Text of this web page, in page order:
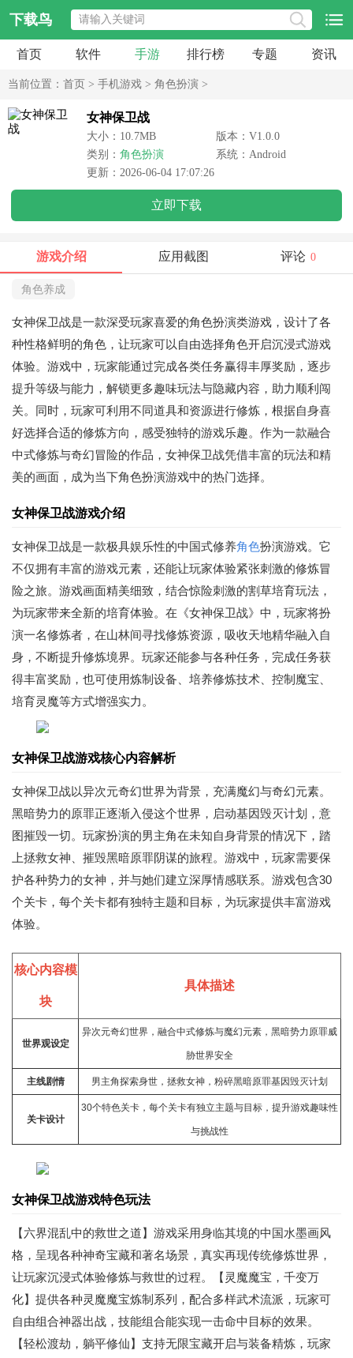
下载鸟
首页 软件 手游 排行榜 专题 资讯
当前位置： 首页 > 手机游戏 > 角色扮演 >
女神保卫战
大小：10.7MB
版本：V1.0.0
类别： 角色扮演
系统：Android
更新：2026-06-04 17:07:26
立即下载
游戏介绍 应用截图 评论 0
角色养成
女神保卫战是一款深受玩家喜爱的角色扮演类游戏，设计了各
种性格鲜明的角色，让玩家可以自由选择角色开启沉浸式游戏
体验。游戏中，玩家能通过完成各类任务赢得丰厚奖励，逐步
提升等级与能力，解锁更多趣味玩法与隐藏内容，助力顺利闯
关。同时，玩家可利用不同道具和资源进行修炼，根据自身喜
好选择合适的修炼方向，感受独特的游戏乐趣。作为一款融合
中式修炼与奇幻冒险的作品，女神保卫战凭借丰富的玩法和精
美的画面，成为当下角色扮演游戏中的热门选择。
女神保卫战游戏介绍
女神保卫战是一款极具娱乐性的中国式修养角色扮演游戏。它
不仅拥有丰富的游戏元素，还能让玩家体验紧张刺激的修炼冒
险之旅。游戏画面精美细致，结合惊险刺激的割草培育玩法，
为玩家带来全新的培育体验。在《女神保卫战》中，玩家将扮
演一名修炼者，在山林间寻找修炼资源，吸收天地精华融入自
身，不断提升修炼境界。玩家还能参与各种任务，完成任务获
得丰富奖励，也可使用炼制设备、培养修炼技术、控制魔宝、
培育灵魔等方式增强实力。
女神保卫战游戏核心内容解析
女神保卫战以异次元奇幻世界为背景，充满魔幻与奇幻元素。
黑暗势力的原罪正逐渐入侵这个世界，启动基因毁灭计划，意
图摧毁一切。玩家扮演的男主角在未知自身背景的情况下，踏
上拯救女神、摧毁黑暗原罪阴谋的旅程。游戏中，玩家需要保
护各种势力的女神，并与她们建立深厚情感联系。游戏包含30
个关卡，每个关卡都有独特主题和目标，为玩家提供丰富游戏
体验。
核心内容模
块
具体描述
世界观设定
异次元奇幻世界，融合中式修炼与魔幻元素，黑暗势力原罪威
胁世界安全
主线剧情 男主角探索身世，拯救女神，粉碎黑暗原罪基因毁灭计划
关卡设计
30个特色关卡，每个关卡有独立主题与目标，提升游戏趣味性
与挑战性
女神保卫战游戏特色玩法
【六界混乱中的救世之道】游戏采用身临其境的中国水墨画风
格，呈现各种神奇宝藏和著名场景，真实再现传统修炼世界，
让玩家沉浸式体验修炼与救世的过程。【灵魔魔宝，千变万
化】提供各种灵魔魔宝炼制系列，配合多样武术流派，玩家可
自由组合神器出战，技能组合能实现一击命中目标的效果。
【轻松渡劫，躺平修仙】支持无限宝藏开启与装备精炼，玩家